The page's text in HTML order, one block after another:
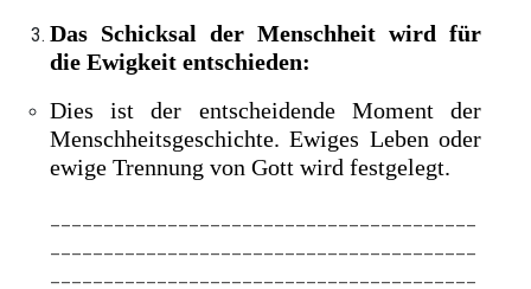
Das Schicksal der Menschheit wird für
die Ewigkeit entschieden:
Dies ist der entscheidende Moment der
Menschheitsgeschichte. Ewiges Leben oder
ewige Trennung von Gott wird festgelegt.